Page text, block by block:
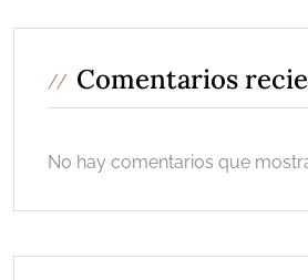
Comentarios
No hay comentarios que